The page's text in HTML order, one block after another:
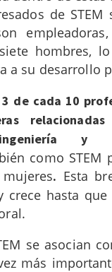
de STEM
hombres,
a su desarrollo
3 de cada 10
y
como STEM
. Esta
crece hasta
se asocian
más